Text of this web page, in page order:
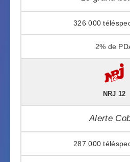
326 000
2%
NRJ 12
Alerte
287 000